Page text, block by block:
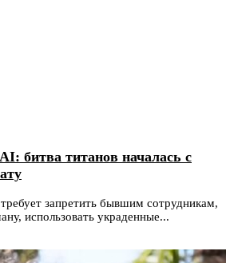
битва титанов началась с
запретить бывшим сотрудникам,
использовать украденные...